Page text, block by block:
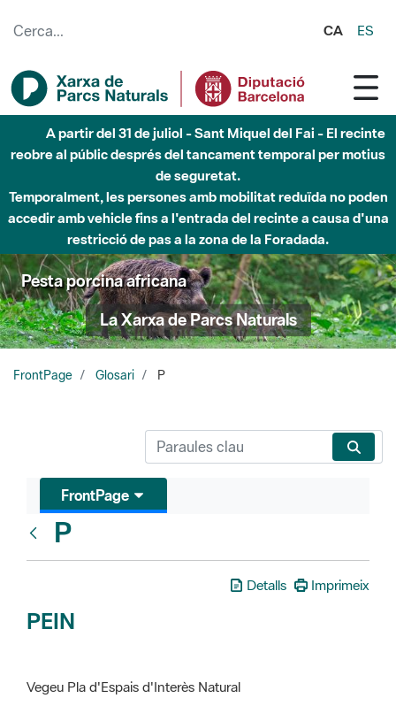
CA ES
6 d'agost - Parc Fluvial Besòs - Activació de la Fase
d'Alerta del Parc Fluvial del Besòs per pluges intenses.
Tancats els accessos al Parc.
Pesta porcina africana
La Xarxa de Parcs Naturals
FrontPage Glosari P
Glosari
P
PEIN
Vegeu Pla d'Espais d'Interès Natural